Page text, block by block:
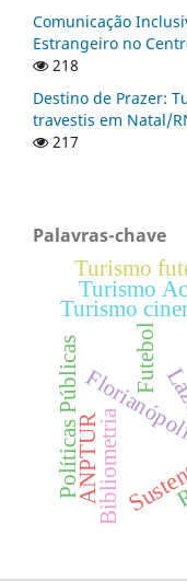
Comunicação
Estrangeiro no
218
Destino de Prazer:
travestis em Natal/
217
Palavras-chave
Turismo
Turismo
Políticas Públicas Bibliometria
Turismo
Futebol
ANPTUR